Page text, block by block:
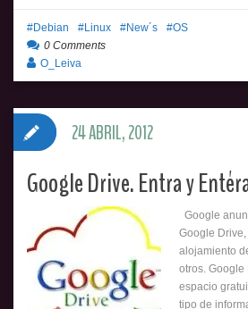
Debian Linux New´s
OS
0 Comments
O_Leiva
Google Drive. Entra y
Google
Google
alojamiento
otros. Google
espacio
tipo de
24 ABRIL, 2012